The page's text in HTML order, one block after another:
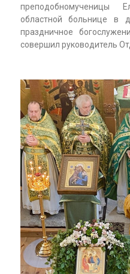
преподобномученицы
областной больнице в
праздничное
совершил руководитель